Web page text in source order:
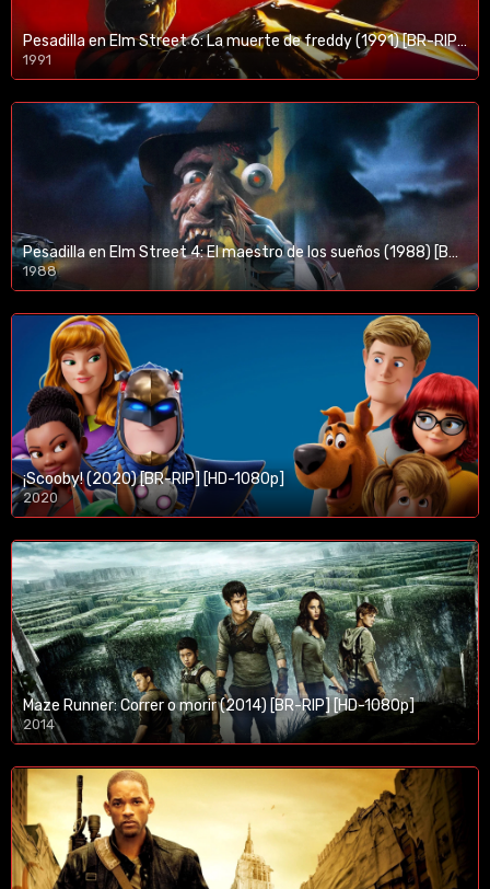
Pesadilla en Elm Street 6: La muerte de freddy (1991) [BR-RIP] [HD-1080p]
1991
Pesadilla en Elm Street 4: El maestro de los sueños (1988) [BR-RIP] [HD-1080p]
1988
¡Scooby! (2020) [BR-RIP] [HD-1080p]
2020
1080p/720p
Maze Runner: Correr o morir (2014) [BR-RIP] [HD-1080p]
2014
1080p/720p